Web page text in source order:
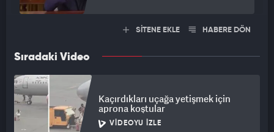
SİTENE EKLE HABERE DÖN
Sıradaki Video
Kaçırdıkları uçağa yetişmek için
aprona koştular
VIDEOYU İZLE